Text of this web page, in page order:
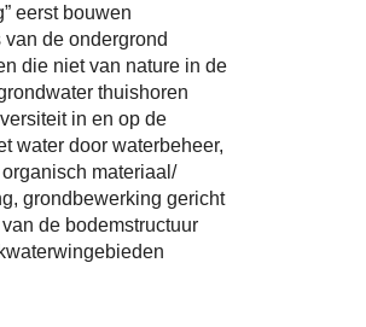
eerst bouwen
de ondergrond
die niet van nature in de
thuishoren
in en op de
water door waterbeheer,
materiaal/
grondbewerking gericht
de bodemstructuur